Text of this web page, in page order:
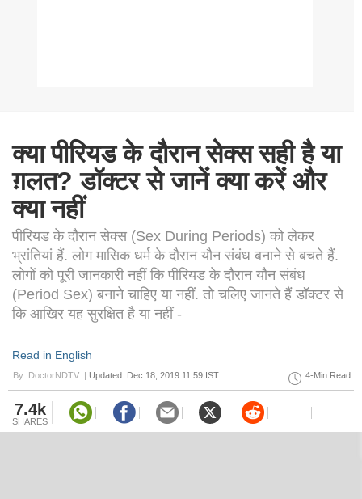
क्या पीरियड के दौरान सेक्स सही है या
ग़लत? डॉक्टर से जानें क्या करें और
क्या नहीं
पीरियड के दौरान सेक्स (Sex During Periods) को लेकर
भ्रांतियां हैं. लोग मासिक धर्म के दौरान यौन संबंध बनाने से बचते हैं.
लोगों को पूरी जानकारी नहीं कि पीरियड के दौरान यौन संबंध
(Period Sex) बनाने चाहिए या नहीं. तो चलिए जानते हैं डॉक्टर से
कि आखिर यह सुरक्षित है या नहीं -
Read in English
By: DoctorNDTV | Updated: Dec 18, 2019 11:59 IST 4-Min Read
7.4k
SHARES